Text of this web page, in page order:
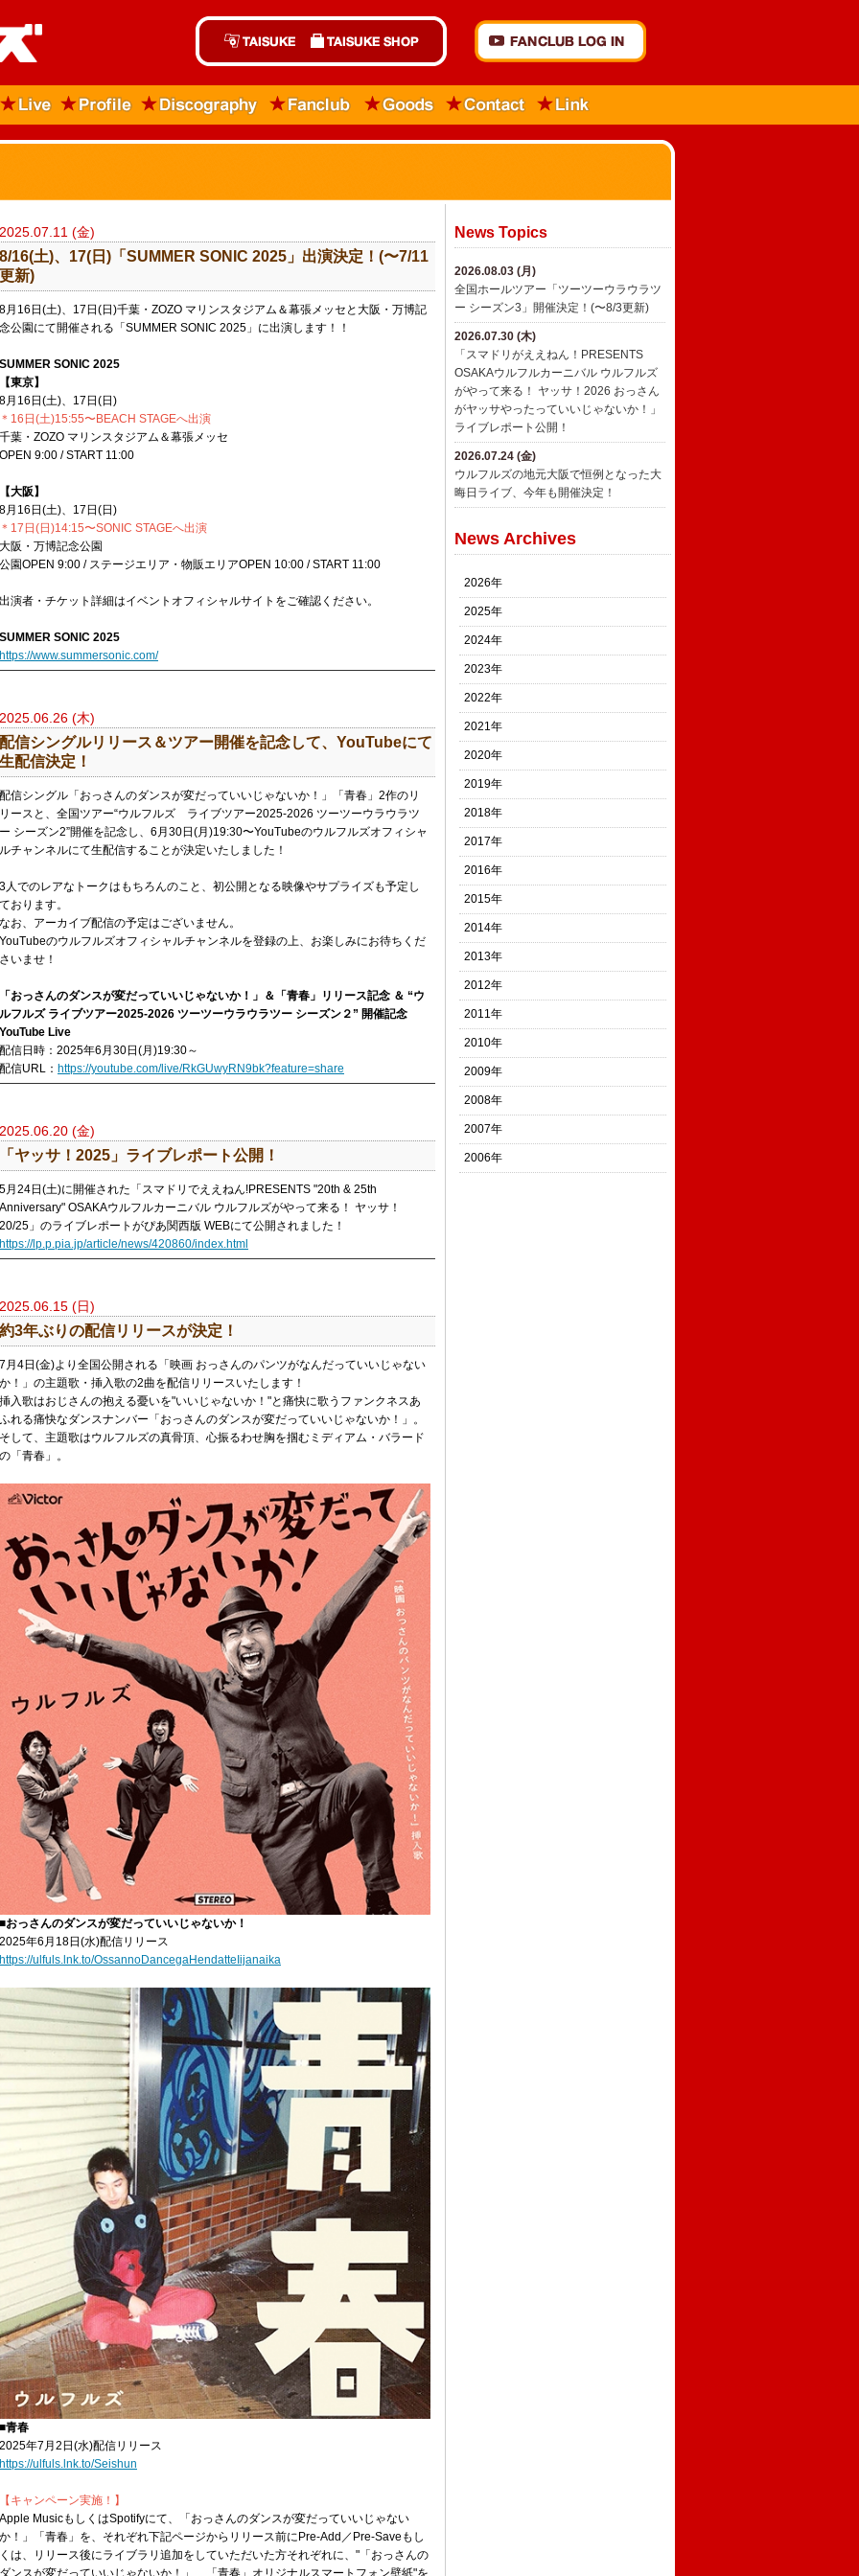
2025.07.11 (金)
8/16(土)、17(日)「​SUMMER SONIC 2025」出演決定！(〜7/11
更新)
8月16日(土)、17日(日)千葉・ZOZO マリンスタジアム＆幕張メッセと大阪・万博記
念公園にて開催される「SUMMER SONIC 2025」に出演します！！
SUMMER SONIC 2025
【東京】
8月16日(土)、17日(日)
＊16日(土)15:55〜BEACH STAGEへ出演
千葉・ZOZO マリンスタジアム＆幕張メッセ
OPEN 9:00 / START 11:00
【大阪】
8月16日(土)、17日(日)
＊17日(日)14:15〜SONIC STAGEへ出演
大阪・万博記念公園
公園OPEN 9:00 / ステージエリア・物販エリアOPEN 10:00 / START 11:00
出演者・チケット詳細はイベントオフィシャルサイトをご確認ください。
SUMMER SONIC 2025
https://www.summersonic.com/
2025.06.26 (木)
配信シングルリリース＆ツアー開催を記念して、YouTubeにて
生配信決定！
配信シングル「おっさんのダンスが変だっていいじゃないか！」「青春」2作のリ
リースと、全国ツアー“ウルフルズ ライブツアー2025-2026 ツーツーウラウラツ
ー シーズン2”開催を記念し、6月30日(月)19:30〜YouTubeのウルフルズオフィシャ
ルチャンネルにて生配信することが決定いたしました！
3人でのレアなトークはもちろんのこと、初公開となる映像やサプライズも予定し
ております。
なお、アーカイブ配信の予定はございません。
YouTubeのウルフルズオフィシャルチャンネルを登録の上、お楽しみにお待ちくだ
さいませ！
「おっさんのダンスが変だっていいじゃないか！」＆「青春」リリース記念 ＆ “ウ
ルフルズ ライブツアー2025-2026 ツーツーウラウラツー シーズン２” 開催記念
YouTube Live
配信日時：2025年6月30日(月)19:30～
配信URL： https://youtube.com/live/RkGUwyRN9bk?feature=share
2025.06.20 (金)
「ヤッサ！2025」ライブレポート公開！
5月24日(土)に開催された「スマドリでええねん!PRESENTS "20th & 25th
Anniversary" OSAKAウルフルカーニバル ウルフルズがやって来る！ ヤッサ！
20/25」のライブレポートがぴあ関西版 WEBにて公開されました！
https://lp.p.pia.jp/article/news/420860/index.html
2025.06.15 (日)
約3年ぶりの配信リリースが決定！
7月4日(金)より全国公開される「映画 おっさんのパンツがなんだっていいじゃない
か！」の主題歌・挿入歌の2曲を配信リリースいたします！
挿入歌はおじさんの抱える憂いを"いいじゃないか！"と痛快に歌うファンクネスあ
ふれる痛快なダンスナンバー「おっさんのダンスが変だっていいじゃないか！」。
そして、主題歌はウルフルズの真骨頂、心振るわせ胸を掴むミディアム・バラード
の「青春」。
■おっさんのダンスが変だっていいじゃないか！
2025年6月18日(水)配信リリース
https://ulfuls.lnk.to/OssannoDancegaHendatteIijanaika
■青春
2025年7月2日(水)配信リリース
https://ulfuls.lnk.to/Seishun
【キャンペーン実施！】
Apple MusicもしくはSpotifyにて、「おっさんのダンスが変だっていいじゃない
か！」「青春」を、それぞれ下記ページからリリース前にPre-Add／Pre-Saveもし
くは、リリース後にライブラリ追加をしていただいた方それぞれに、"「おっさんの
ダンスが変だっていいじゃないか！」、「青春」オリジナルスマートフォン壁紙"を
News Topics
2026.08.03 (月)
全国ホールツアー「ツーツーウラウラツ
ー シーズン3」開催決定！(〜8/3更新)
2026.07.30 (木)
「スマドリがええねん！PRESENTS
OSAKAウルフルカーニバル ウルフルズ
がやって来る！ ヤッサ！2026 おっさん
がヤッサやったっていいじゃないか！」
ライブレポート公開！
2026.07.24 (金)
ウルフルズの地元大阪で恒例となった大
晦日ライブ、今年も開催決定！
News Archives
2026年
2025年
2024年
2023年
2022年
2021年
2020年
2019年
2018年
2017年
2016年
2015年
2014年
2013年
2012年
2011年
2010年
2009年
2008年
2007年
2006年